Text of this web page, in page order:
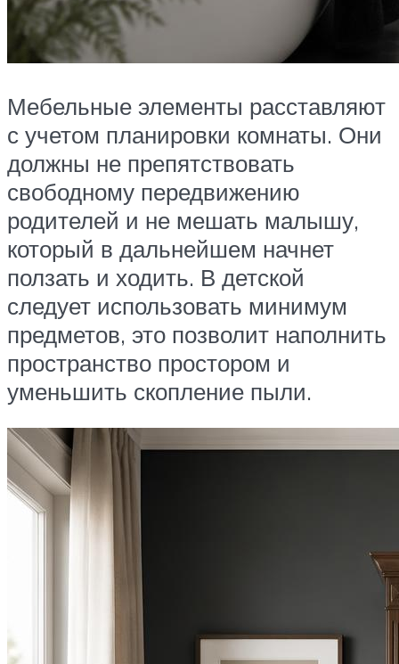
Мебельные элементы расставляют
с учетом планировки комнаты. Они
должны не препятствовать
свободному передвижению
родителей и не мешать малышу,
который в дальнейшем начнет
ползать и ходить. В детской
следует использовать минимум
предметов, это позволит наполнить
пространство простором и
уменьшить скопление пыли.